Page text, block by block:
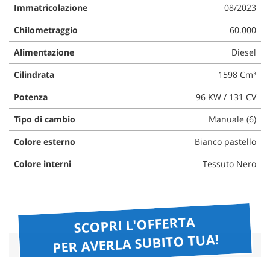
Immatricolazione
08/2023
Chilometraggio
60.000
Alimentazione
Diesel
Cilindrata
1598 Cm³
Potenza
96 KW / 131 CV
Tipo di cambio
Manuale (6)
Colore esterno
Bianco pastello
Colore interni
Tessuto Nero
SCOPRI L'OFFERTA
PER AVERLA SUBITO TUA!
questi
strumenti
di
tracciamento
si
rimanda
alla
cookie
policy.
Puoi
rivedere
e
modificare
le
qualsiasi
momento.